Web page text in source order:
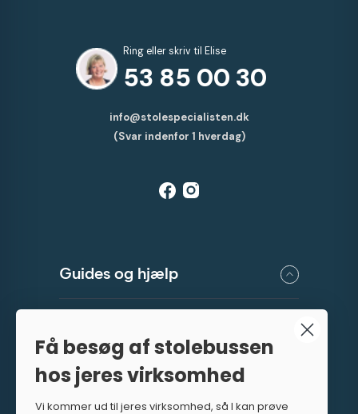
Ring eller skriv til Elise
53 85 00 30
info@stolespecialisten.dk
(Svar indenfor 1 hverdag)
Guides og hjælp
Stolebussen
Få besøg af stolebussen
hos jeres virksomhed
Vi kommer ud til jeres virksomhed, så I kan prøve